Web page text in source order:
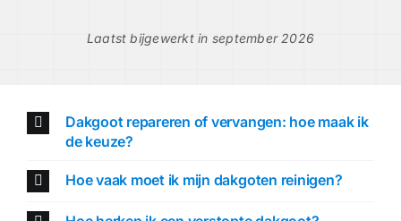
Laatst bijgewerkt in september 2026
Dakgoot repareren of vervangen: hoe maak ik
de keuze?
Hoe vaak moet ik mijn dakgoten reinigen?